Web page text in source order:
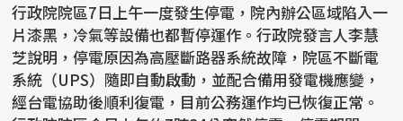
行政院院區7日上午一度發生停電，院內辦公區域陷入一
片漆黑，冷氣等設備也都暫停運作。行政院發言人李慧
芝說明，停電原因為高壓斷路器系統故障，院區不斷電
系統（UPS）隨即自動啟動，並配合備用發電機應變，
經台電協助後順利復電，目前公務運作均已恢復正常。